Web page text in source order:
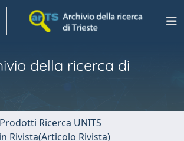
della ricerca di
Ricerca UNITS
Rivista(Articolo Rivista)